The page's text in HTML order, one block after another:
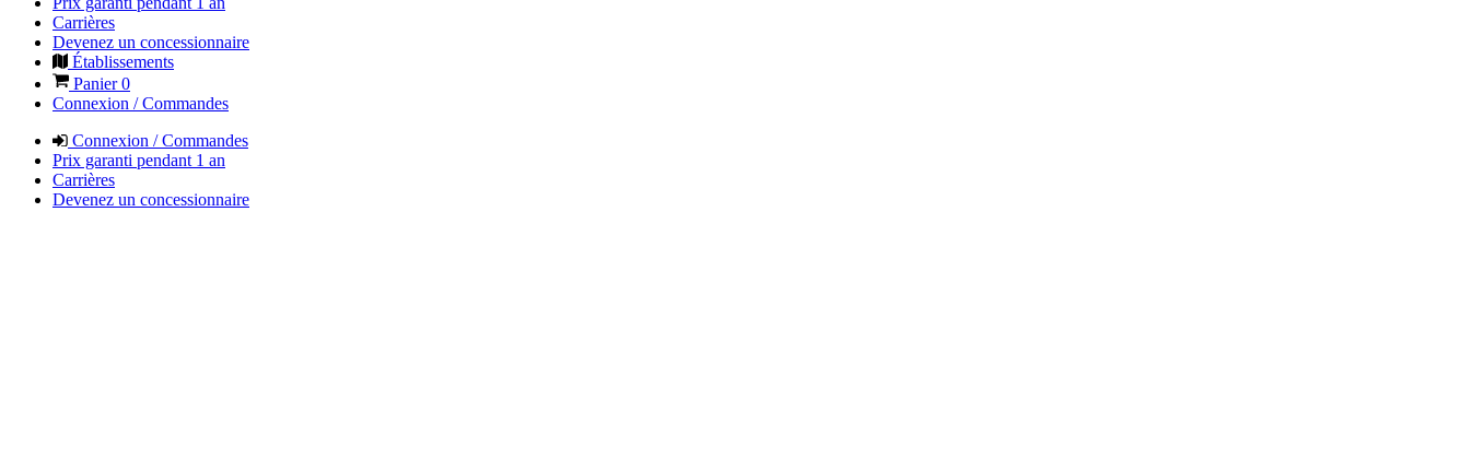
Carrières
Devenez un concessionnaire
Établissements
Panier0
Connexion / Commandes
Connexion / Commandes
Prix garanti pendant 1 an
Carrières
Devenez un concessionnaire